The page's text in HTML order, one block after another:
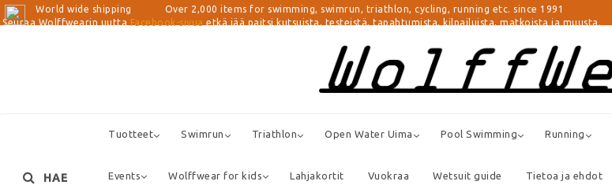
World wide shipping Over 2,000 items for swimming, swimrun, triathlon, cycling, running etc. since 1991
Seuraa Wolffwearin uutta Facebook-sivua etkä jää paitsi kutsuista, testeistä, tapahtumista, kilpailuista, matkoista ja muusta.
Tuotteet Swimrun Triathlon Open Water Uima Pool Swimming Running
Events Wolffwear for kids Lahjakortit Vuokraa Wetsuit guide Tietoa ja ehdot
HAE